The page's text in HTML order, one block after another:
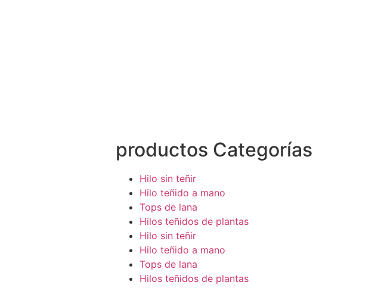
productos Categorías
Hilo sin teñir
Hilo teñido a mano
Tops de lana
Hilos teñidos de plantas
Hilo sin teñir
Hilo teñido a mano
Tops de lana
Hilos teñidos de plantas